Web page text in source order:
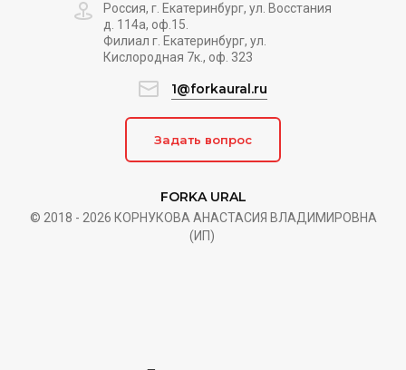
FORKA URAL
© 2018 - 2026 КОРНУКОВА АНАСТАСИЯ ВЛАДИМИРОВНА
(ИП)
Россия, г. Екатеринбург, ул. Восстания
д. 114а, оф.15.
Филиал г. Екатеринбург, ул.
Кислородная 7к., оф. 323
1@forkaural.ru
Задать вопрос